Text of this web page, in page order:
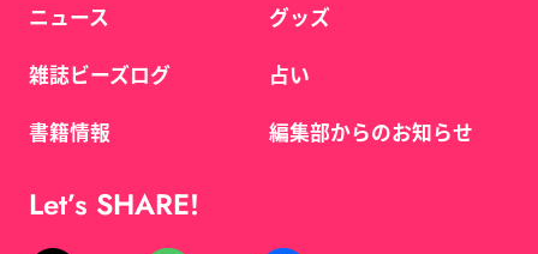
ニュース
雑誌ビーズログ
書籍情報
グッズ
占い
編集部からのお知らせ
Let’s SHARE!